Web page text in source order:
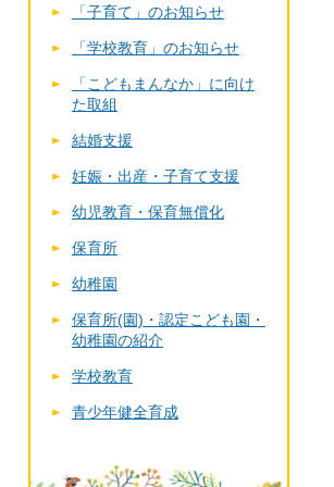
「子育て」のお知らせ
「学校教育」のお知らせ
「こどもまんなか」に向け
た取組
結婚支援
妊娠・出産・子育て支援
幼児教育・保育無償化
保育所
幼稚園
保育所(園)・認定こども園・
幼稚園の紹介
学校教育
青少年健全育成